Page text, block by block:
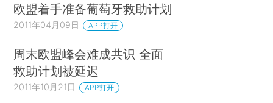
欧盟着手准备葡萄牙救助计划
2011年04月09日 APP打开
周末欧盟峰会难成共识 全面
救助计划被延迟
2011年10月21日 APP打开